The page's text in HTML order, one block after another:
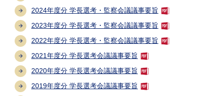
2024年度分 学長選考・監察会議議事要旨
2023年度分 学長選考・監察会議議事要旨
2022年度分 学長選考・監察会議議事要旨
2021年度分 学長選考会議議事要旨
2020年度分 学長選考会議議事要旨
2019年度分 学長選考会議議事要旨